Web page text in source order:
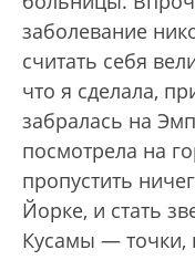
заболевание
считать себя
что я сделала,
забралась на
посмотрела на
пропустить
Йорке, и стать
Кусамы — точки,